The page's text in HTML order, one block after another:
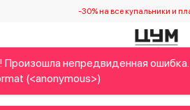
-30% на все купальники и
Home&Gifts Украинские
Произошла непредвиденная
(<anonymous>)